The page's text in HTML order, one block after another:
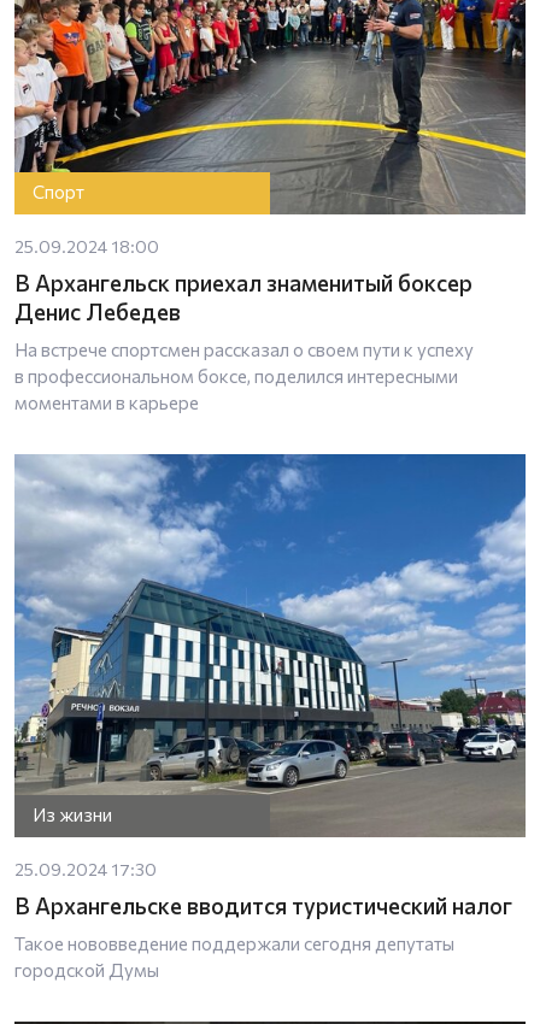
Спорт
25.09.2024 18:00
В Архангельск приехал знаменитый боксер
Денис Лебедев
На встрече спортсмен рассказал о своем пути к успеху
в профессиональном боксе, поделился интересными
моментами в карьере
Из жизни
25.09.2024 17:30
В Архангельске вводится туристический налог
Такое нововведение поддержали сегодня депутаты
городской Думы